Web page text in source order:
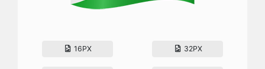
16PX 32PX